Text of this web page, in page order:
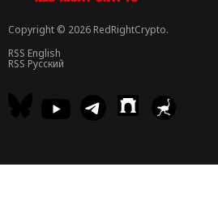
Copyright © 2026 RedRightCrypto.
RSS English
RSS Русский